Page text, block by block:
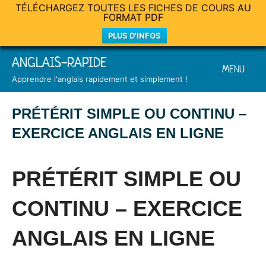
TÉLÉCHARGEZ TOUTES LES FICHES DE COURS AU
FORMAT PDF
PLUS D'INFOS
Skip
content
ANGLAIS-RAPIDE
Apprendre l'anglais rapidement et simplement !
MENU
PRÉTÉRIT SIMPLE OU CONTINU –
EXERCICE ANGLAIS EN LIGNE
23
2021
Exercices
PRÉTÉRIT SIMPLE OU
CONTINU – EXERCICE
ANGLAIS EN LIGNE